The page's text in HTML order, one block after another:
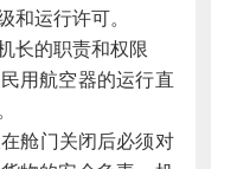
和运行许可。
长的职责和权限
用航空器的运行直
舱门关闭后必须对